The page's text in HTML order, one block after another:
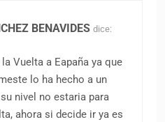
BENAVIDES dice:
Vuelta a Eapaña ya que
lo ha hecho a un
nivel no estaria para
ahora si decide ir ya es